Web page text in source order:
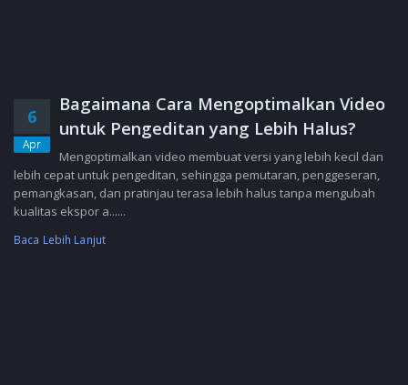
6
Apr
Bagaimana Cara Mengoptimalkan Video
untuk Pengeditan yang Lebih Halus?
Mengoptimalkan video membuat versi yang lebih kecil dan
lebih cepat untuk pengeditan, sehingga pemutaran, penggeseran,
pemangkasan, dan pratinjau terasa lebih halus tanpa mengubah
kualitas ekspor a......
Baca Lebih Lanjut